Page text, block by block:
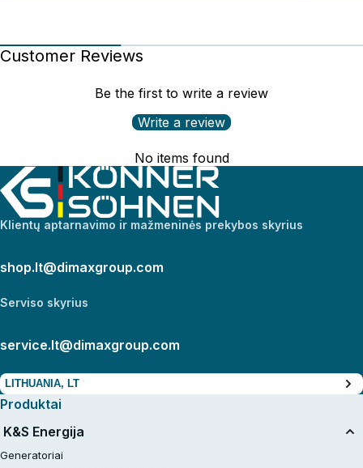
Customer Reviews
Be the first to write a review
Write a review
No items found
Klientų aptarnavimo ir mažmeninės prekybos skyrius
shop.lt@dimaxgroup.com
Serviso skyrius
service.lt@dimaxgroup.com
LITHUANIA, LT
Produktai
K&S Energija
Generatoriai